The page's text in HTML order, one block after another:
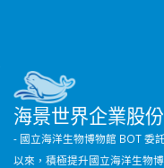
海景世界企業股
- 國立海洋生物博物館 BOT 委
以來，積極提升國立海洋生物